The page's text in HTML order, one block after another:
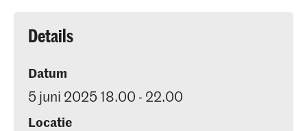
Details
Datum
5 juni 2025 18.00 - 22.00
Locatie